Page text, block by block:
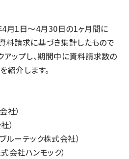
4月1日～4月30日の1ヶ月間に
料請求に基づき集計したもので
アップし、期間中に資料請求数の
紹介します。
社）
）
ーテック株式会社）
会社ハンモック）